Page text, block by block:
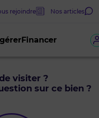
Financer
rejoindre Nos articles
visiter ?
sur ce bien ?